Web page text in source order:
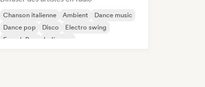
Chanson italienne Ambient
Dance music
Dance pop
Disco
Electro swing
French Pop
Indie pop